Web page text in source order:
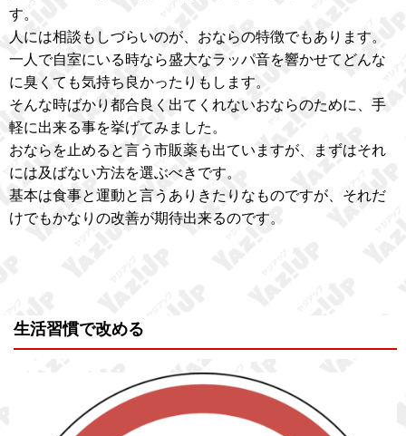
す。
人には相談もしづらいのが、おならの特徴でもあります。
一人で自室にいる時なら盛大なラッパ音を響かせてどんな
に臭くても気持ち良かったりもします。
そんな時ばかり都合良く出てくれないおならのために、手
軽に出来る事を挙げてみました。
おならを止めると言う市販薬も出ていますが、まずはそれ
には及ばない方法を選ぶべきです。
基本は食事と運動と言うありきたりなものですが、それだ
けでもかなりの改善が期待出来るのです。
生活習慣で改める